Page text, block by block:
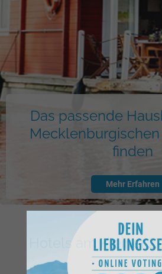
Das passende
finden
Mehr Erfahren
Hotels am Kleiner